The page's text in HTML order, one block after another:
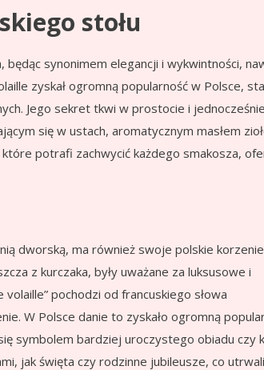
stołu
synonimem elegancji i wykwintności,
zyskał ogromną popularność w Polsce,
Jego sekret tkwi w prostocie i
się w ustach, aromatycznym masłem
potrafi zachwycić każdego smakosza,
dworską, ma również swoje polskie
z kurczaka, były uważane za luksusowe i
pochodzi od francuskiego słowa
W Polsce danie to zyskało ogromną
symbolem bardziej uroczystego obiadu czy
jak święta czy rodzinne jubileusze, co